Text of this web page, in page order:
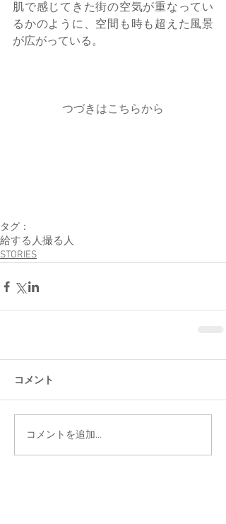
肌で感じてきた街の空気が重なってい
るかのように、空間も時も超えた風景
が広がっている。
つづきはこちらから
タグ：
給する人撮る人
STORIES
コメント
コメントを追加…